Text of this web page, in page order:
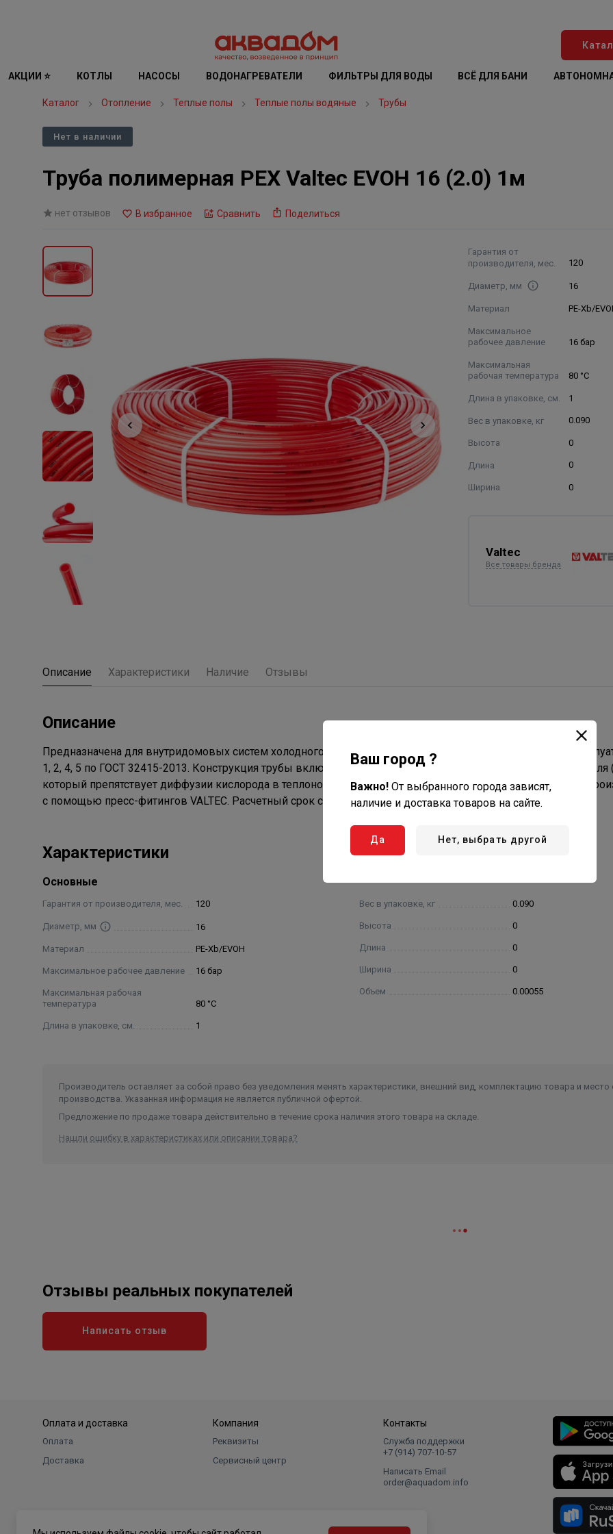
АКЦИИ ⭐ КОТЛЫ НАСОСЫ ВОДОНАГРЕВАТЕЛИ ФИЛЬТРЫ ДЛЯ ВОДЫ ВСЁ ДЛЯ БАНИ
Каталог Отопление Теплые полы Теплые полы водяные Трубы
Нет в наличии
Труба полимерная PEX Valtec EVOH 16 (2.0) 1м
нет отзывов В избранное Сравнить Поделиться
Гарантия от
производителя, мес.
120
Диаметр, мм 16
Материал PE-Xb/
Максимальное
рабочее давление
16 бар
Максимальная
рабочая температура
80 °С
Длина в упаковке, см. 1
Вес в упаковке, кг 0.090
Высота 0
Длина 0
Ширина 0
Valtec
Все товары бренда
Описание Характеристики Наличие Отзывы
Описание
Предназначена для внутридомовых систем холодного и горячего водоснабжения, отопления. Классы
1, 2, 4, 5 по ГОСТ 32415-2013. Конструкция трубы включает наружный защитный слой из этиленвинилгликоля
который препятствует диффузии кислорода в теплоноситель. Монтаж полиэтиленовых труб PE-Xb/EVOH
с помощью пресс-фитингов VALTEC. Расчетный срок службы – 50 лет.
Характеристики
Основные
Гарантия от производителя, мес. 120
Диаметр, мм 16
Материал PE-Xb/EVOH
Максимальное рабочее давление 16 бар
Максимальная рабочая
температура
80 °С
Длина в упаковке, см. 1
Вес в упаковке, кг 0.090
Высота 0
Длина 0
Ширина 0
Объем 0.00055
Производитель оставляет за собой право без уведомления менять характеристики, внешний вид, комплектацию товара и место
производства. Указанная информация не является публичной офертой.
Предложение по продаже товара действительно в течение срока наличия этого товара на складе.
Нашли ошибку в характеристиках или описании товара?
Отзывы реальных покупателей
Написать отзыв
Оплата и доставка
Оплата
Доставка
Компания
Реквизиты
Сервисный центр
Контакты
Служба поддержки
+7 (914) 707‑10‑57
Написать Email
order@aquadom.info
Ваш город ?
Важно! От выбранного города зависят,
наличие и доставка товаров на сайте.
Да Нет, выбрать другой